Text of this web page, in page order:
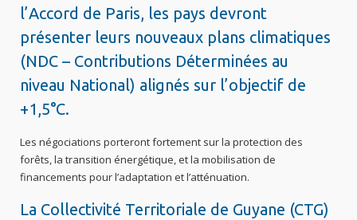
l’Accord de Paris, les pays devront
présenter leurs nouveaux plans climatiques
(NDC – Contributions Déterminées au
niveau National) alignés sur l’objectif de
+1,5°C.
Les négociations porteront fortement sur la protection des
forêts, la transition énergétique, et la mobilisation de
financements pour l’adaptation et l’atténuation.
La Collectivité Territoriale de Guyane (CTG)